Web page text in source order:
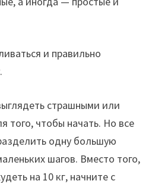
и правильно
страшными или
того, чтобы начать. Но все
одну большую
шагов. Вместо того,
на 10 кг, начните с